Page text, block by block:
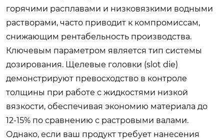
горячими расплавами и низковязкими водными
растворами, часто приводит к компромиссам,
снижающим рентабельность производства.
Ключевым параметром является тип системы
дозирования. Щелевые головки (slot die)
демонстрируют превосходство в контроле
толщины при работе с жидкостями низкой
вязкости, обеспечивая экономию материала до
12-15% по сравнению с растровыми валами.
Однако, если ваш продукт требует нанесения